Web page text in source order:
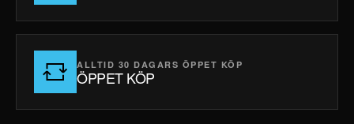
ALLTID 30 DAGARS ÖPPET KÖP
ÖPPET KÖP